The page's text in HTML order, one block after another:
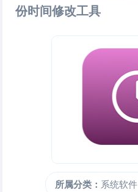
份时间修改工具
所属分类： 系统软件